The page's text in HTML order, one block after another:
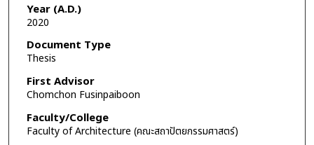
Year (A.D.)
2020
Document Type
Thesis
First Advisor
Chomchon Fusinpaiboon
Faculty/College
Faculty of Architecture (คณะสถาปัตยกรรมศาสตร์)